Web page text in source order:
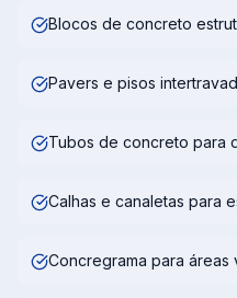
Blocos de concreto
Pavers e pisos
Tubos de concreto para
Calhas e canaletas para
Concregrama para